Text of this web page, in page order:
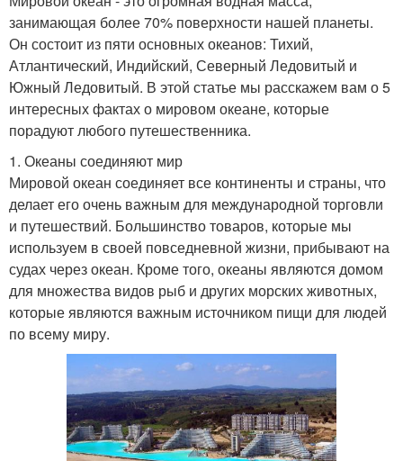
занимающая более 70% поверхности нашей планеты.
Он состоит из пяти основных океанов: Тихий,
Атлантический, Индийский, Северный Ледовитый и
Южный Ледовитый. В этой статье мы расскажем вам о 5
интересных фактах о мировом океане, которые
порадуют любого путешественника.
1. Океаны соединяют мир
Мировой океан соединяет все континенты и страны, что
делает его очень важным для международной торговли
и путешествий. Большинство товаров, которые мы
используем в своей повседневной жизни, прибывают на
судах через океан. Кроме того, океаны являются домом
для множества видов рыб и других морских животных,
которые являются важным источником пищи для людей
по всему миру.